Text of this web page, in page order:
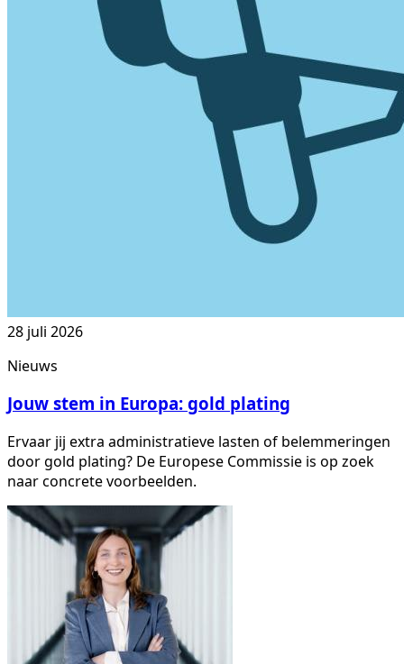
28 juli 2026
Nieuws
Jouw stem in Europa: gold plating
Ervaar jij extra administratieve lasten of belemmeringen
door gold plating? De Europese Commissie is op zoek
naar concrete voorbeelden.